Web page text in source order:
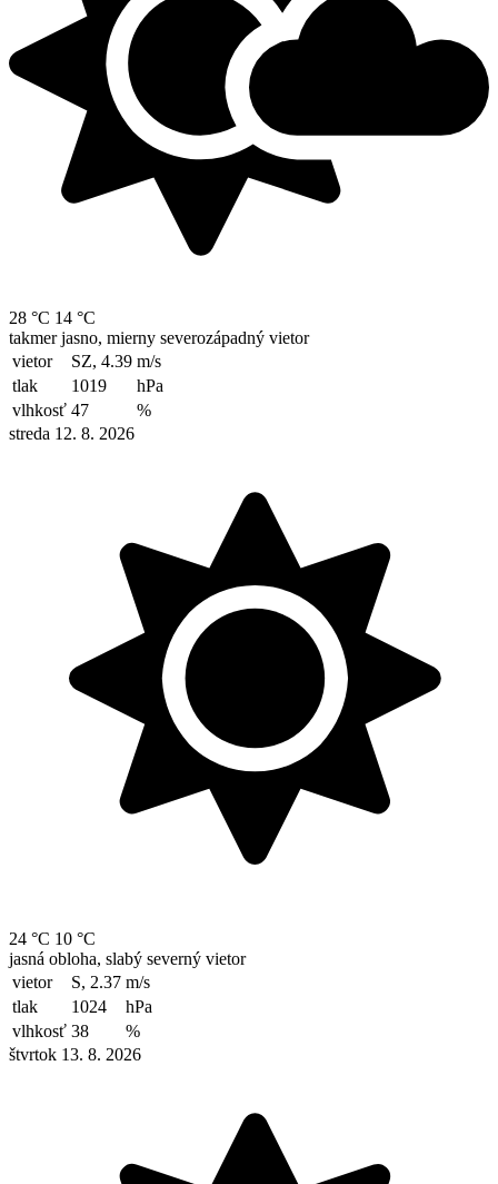
28 °C 14 °C
takmer jasno, mierny severozápadný vietor
vietor
SZ, 4.39 m/s
tlak
1019
hPa
vlhkosť 47
%
streda 12. 8. 2026
24 °C 10 °C
jasná obloha, slabý severný vietor
vietor
S, 2.37 m/s
tlak
1024
hPa
vlhkosť 38
%
štvrtok 13. 8. 2026